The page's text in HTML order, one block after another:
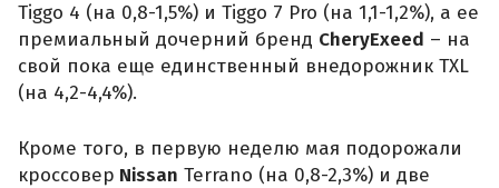
Tiggo 4 (на 0,8-1,5%) и Tiggo 7 Pro (на 1,1-1,2%), а ее
премиальный дочерний бренд CheryExeed – на
свой пока еще единственный внедорожник TXL
(на 4,2-4,4%).
Кроме того, в первую неделю мая подорожали
кроссовер Nissan Terrano (на 0,8-2,3%) и две